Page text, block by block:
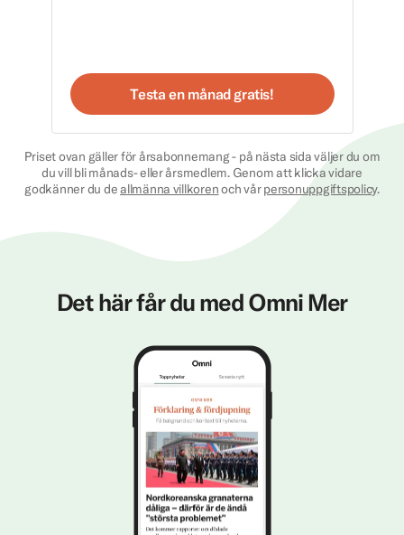
Testa en månad gratis!
Priset ovan gäller för årsabonnemang - på nästa sida väljer du om
du vill bli månads- eller årsmedlem. Genom att klicka vidare
godkänner du deallmänna villkorenoch vårpersonuppgiftspolicy.
Det här får du med Omni Mer